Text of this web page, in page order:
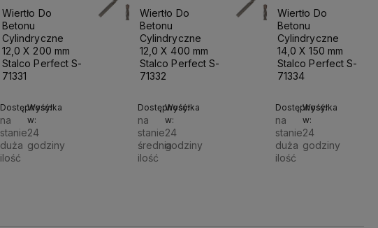
Wiertło Do
Betonu
Cylindryczne
12,0 X 200 mm
Stalco Perfect S-
71331
Dostępność:
na
stanie
duża
ilość
Wysyłka
w:
24
godziny
Wiertło Do
Betonu
Cylindryczne
12,0 X 400 mm
Stalco Perfect S-
71332
Dostępność:
na
stanie
średnia
ilość
Wysyłka
w:
24
godziny
Wiertło Do
Betonu
Cylindryczne
14,0 X 150 mm
Stalco Perfect S-
71334
Dostępność:
na
stanie
duża
ilość
Wysyłka
w:
24
godziny